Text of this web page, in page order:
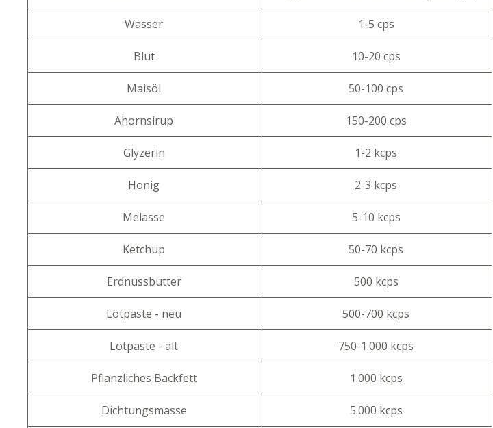
Wasser 1-5 cps
Blut 10-20 cps
Maisöl 50-100 cps
Ahornsirup 150-200 cps
Glyzerin 1-2 kcps
Honig 2-3 kcps
Melasse 5-10 kcps
Ketchup 50-70 kcps
Erdnussbutter 500 kcps
Lötpaste - neu 500-700 kcps
Lötpaste - alt 750-1.000 kcps
Pflanzliches Backfett 1.000 kcps
Dichtungsmasse 5.000 kcps